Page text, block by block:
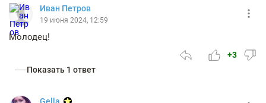
Иван Петров
19 июня 2024, 12:59
Молодец!
+3
Показать 1 ответ